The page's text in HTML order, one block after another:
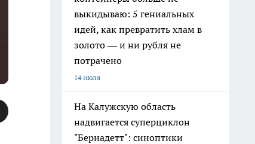
выкидываю: 5 гениальных
идей, как превратить хлам в
золото — и ни рубля не
потрачено
14 июля
На Калужскую область
надвигается суперциклон
"Бернадетт": синоптики